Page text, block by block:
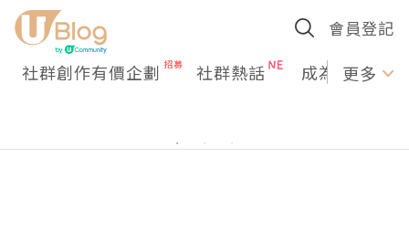
會員登記
社群創作有價企劃 社群熱話 成為U更多